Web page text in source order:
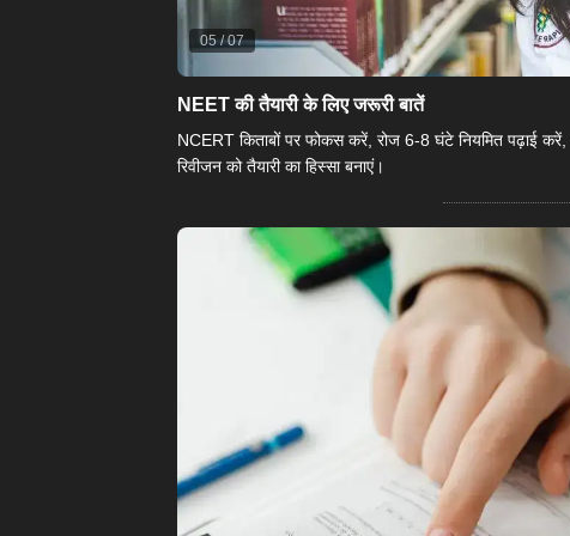
05/07
NEET की तैयारी के लिए जरूरी बातें
NCERT किताबों पर फोकस करें, रोज 6-8 घंटे नियमित पढ़ाई
रिवीजन को तैयारी का हिस्सा बनाएं।